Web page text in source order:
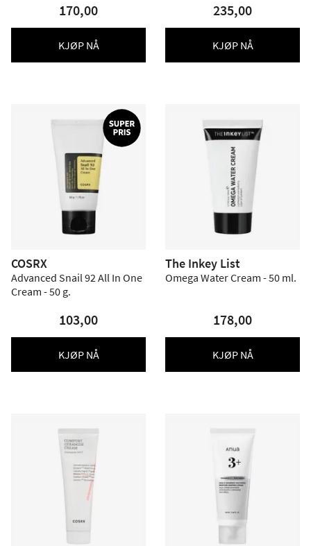
170,00
KJØP NÅ
235,00
KJØP NÅ
COSRX
Advanced Snail 92 All In One
Cream - 50 g.
103,00
KJØP NÅ
The Inkey List
Omega Water Cream - 50 ml.
178,00
KJØP NÅ